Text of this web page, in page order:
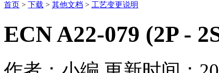
首页 > 下载 > 其他文档 > 工艺变更说明
ECN A22-079 (2P -